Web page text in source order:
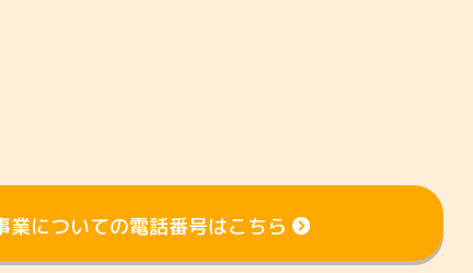
業についての電話番号はこちら